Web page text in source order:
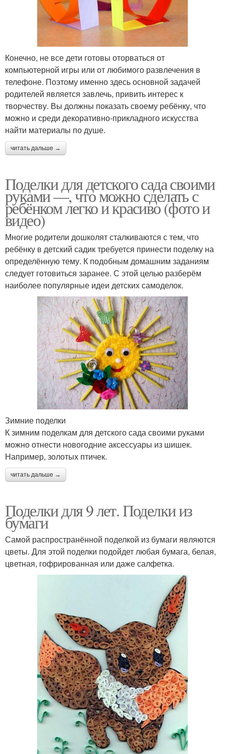
Конечно, не все дети готовы оторваться от
компьютерной игры или от любимого развлечения в
телефоне. Поэтому именно здесь основной задачей
родителей является завлечь, привить интерес к
творчеству. Вы должны показать своему ребёнку, что
можно и среди декоративно-прикладного искусства
найти материалы по душе.
читать дальше →
Поделки для детского сада своими
руками —, что можно сделать с
ребёнком легко и красиво (фото и
видео)
Многие родители дошколят сталкиваются с тем, что
ребёнку в детский садик требуется принести поделку на
определённую тему. К подобным домашним заданиям
следует готовиться заранее. С этой целью разберём
наиболее популярные идеи детских самоделок.
Зимние поделки
К зимним поделкам для детского сада своими руками
можно отнести новогодние аксессуары из шишек.
Например, золотых птичек.
читать дальше →
Поделки для 9 лет. Поделки из
бумаги
Самой распространённой поделкой из бумаги являются
цветы. Для этой поделки подойдет любая бумага, белая,
цветная, гофрированная или даже салфетка.